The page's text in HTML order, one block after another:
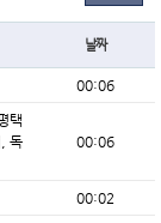
날짜
00:06
택
독
00:06
00:02